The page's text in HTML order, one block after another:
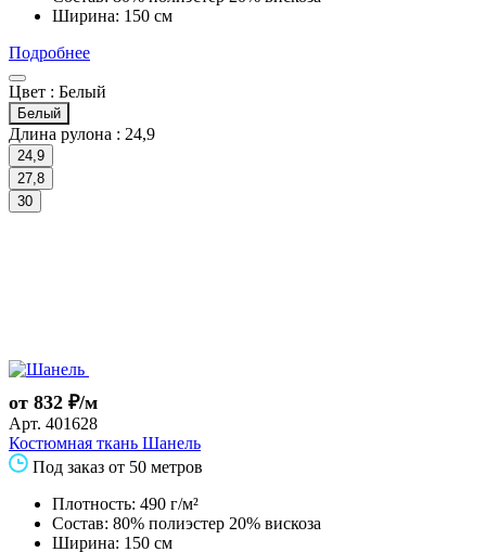
Ширина: 150 см
Подробнее
Цвет : Белый
Белый
Длина рулона : 24,9
24,9
27,8
30
от 832 ₽/м
Арт. 401628
Костюмная ткань Шанель
Под заказ от 50 метров
Плотность: 490 г/м²
Состав: 80% полиэстер 20% вискоза
Ширина: 150 см